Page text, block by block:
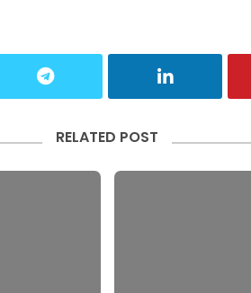
RELATED POST